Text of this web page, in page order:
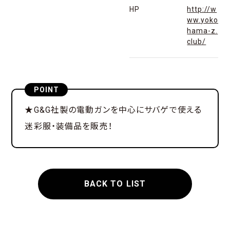
HP
http://w
ww.yoko
hama-z.
club/
POINT
★G&G社製の電動ガンを中心にサバゲで使える
迷彩服・装備品を販売！
BACK TO LIST